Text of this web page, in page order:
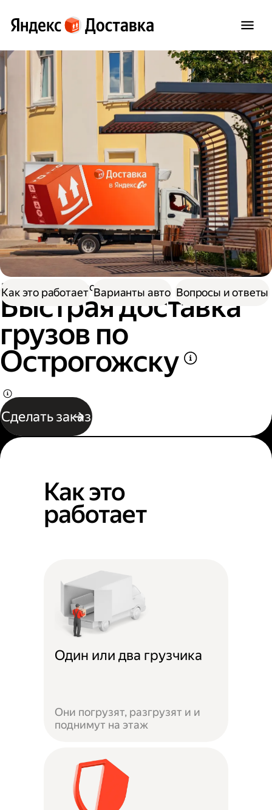
Доставка Грузоперевозки
Быстрая доставка
грузов по
Острогожску
Сделать заказ
Как это работает Варианты авто Вопросы и ответы
Как это
работает
Один или два грузчика
Они погрузят, разгрузят и и
поднимут на этаж